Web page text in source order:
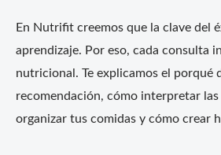
En Nutrifit creemos que la clave del
aprendizaje. Por eso, cada consulta
nutricional. Te explicamos el porqué
recomendación, cómo interpretar
organizar tus comidas y cómo crear